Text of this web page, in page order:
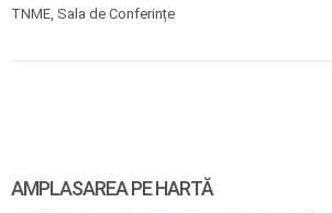
TNME, Sala de Conferințe
AMPLASAREA PE HARTĂ